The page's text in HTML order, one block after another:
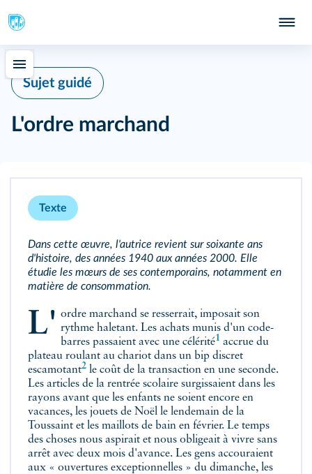
Sujet guidé
L'ordre marchand
Texte
Dans cette œuvre, l'autrice revient sur soixante ans
d'histoire, des années 1940 aux années 2000. Elle
étudie les mœurs de ses contemporains, notamment en
matière de consommation.
L'ordre marchand se resserrait, imposait son rythme haletant. Les achats munis d'un code-
barres passaient avec une célérité1 accrue du
plateau roulant au chariot dans un bip discret
escamotant2 le coût de la transaction en une seconde.
Les articles de la rentrée scolaire surgissaient dans les
rayons avant que les enfants ne soient encore en
vacances, les jouets de Noël le lendemain de la
Toussaint et les maillots de bain en février. Le temps
des choses nous aspirait et nous obligeait à vivre sans
arrêt avec deux mois d'avance. Les gens accouraient
aux « ouvertures exceptionnelles » du dimanche, les